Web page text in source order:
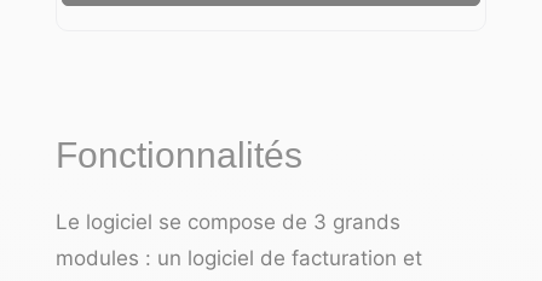
Fonctionnalités
Le logiciel se compose de 3 grands
modules : un logiciel de facturation et